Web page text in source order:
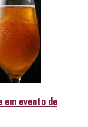
evento de